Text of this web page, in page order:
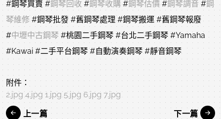
#鋼琴買賣 #鋼琴回收 #鋼琴收購 #鋼琴估價 #鋼琴調音 #鋼
琴維修 #鋼琴批發 #舊鋼琴處理 #鋼琴搬運 #舊鋼琴報廢
#中壢中古鋼琴 #桃園二手鋼琴 #台北二手鋼琴 #Yamaha
#Kawai #二手平台鋼琴 #自動演奏鋼琴 #靜音鋼琴
附件：
2.jpg 4.jpg 1.jpg 5.jpg 6.jpg 7.jpg
上一篇 下一篇